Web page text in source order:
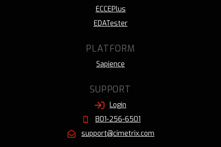
ECCEPlus
EDATester
PLATFORM
Sapience
SUPPORT
Login
801-256-6501
support@cimetrix.com